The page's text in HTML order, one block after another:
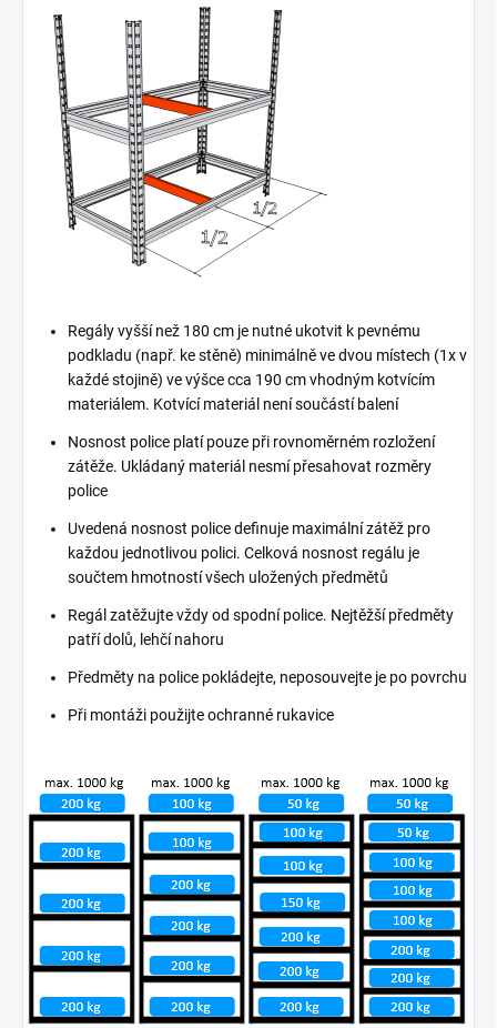
Regály vyšší než 180 cm je nutné ukotvit k pevnému
podkladu (např. ke stěně) minimálně ve dvou místech (1x v
každé stojině) ve výšce cca 190 cm vhodným kotvícím
materiálem. Kotvící materiál není součástí balení
Nosnost police platí pouze při rovnoměrném rozložení
zátěže. Ukládaný materiál nesmí přesahovat rozměry
police
Uvedená nosnost police definuje maximální zátěž pro
každou jednotlivou polici. Celková nosnost regálu je
součtem hmotností všech uložených předmětů
Regál zatěžujte vždy od spodní police. Nejtěžší předměty
patří dolů, lehčí nahoru
Předměty na police pokládejte, neposouvejte je po povrchu
Při montáži použijte ochranné rukavice